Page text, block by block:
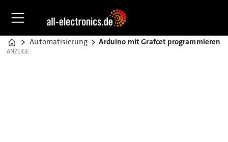
Home
Automatisierung Arduino mit Grafcet programmieren
ANZEIGE
ANZEIGE